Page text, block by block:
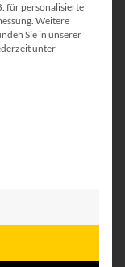
für personalisierte
Weitere
Sie in unserer
unter
für die